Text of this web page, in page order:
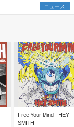
ニュース
Free Your Mind - HEY-
SMITH